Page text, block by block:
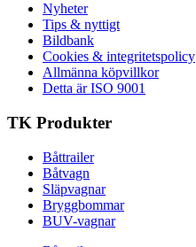
Nyheter
Tips & nyttigt
Bildbank
Cookies & integritetspolicy
Allmänna köpvillkor
Detta är ISO 9001
TK Produkter
Båttrailer
Båtvagn
Släpvagnar
Bryggbommar
BUV-vagnar